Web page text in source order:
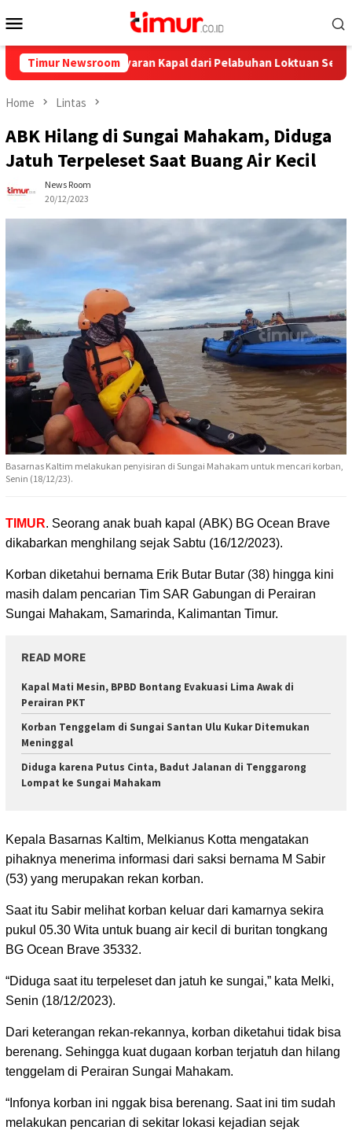
to
Menu
Timur Newsroom
Ini Pelayaran Kapal dari Pelabuhan Loktuan Selama Juli 2026
Home Lintas
ABK Hilang di Sungai Mahakam, Diduga
Jatuh Terpeleset Saat Buang Air Kecil
News Room
20/12/2023
Basarnas Kaltim melakukan penyisiran di Sungai Mahakam untuk mencari korban,
Senin (18/12/23).
TIMUR. Seorang anak buah kapal (ABK) BG Ocean Brave
dikabarkan menghilang sejak Sabtu (16/12/2023).
Korban diketahui bernama Erik Butar Butar (38) hingga kini
masih dalam pencarian Tim SAR Gabungan di Perairan
Sungai Mahakam, Samarinda, Kalimantan Timur.
READ MORE
Kapal Mati Mesin, BPBD Bontang Evakuasi Lima Awak di
Perairan PKT
Korban Tenggelam di Sungai Santan Ulu Kukar Ditemukan
Meninggal
Diduga karena Putus Cinta, Badut Jalanan di Tenggarong
Lompat ke Sungai Mahakam
Kepala Basarnas Kaltim, Melkianus Kotta mengatakan
pihaknya menerima informasi dari saksi bernama M Sabir
(53) yang merupakan rekan korban.
Saat itu Sabir melihat korban keluar dari kamarnya sekira
pukul 05.30 Wita untuk buang air kecil di buritan tongkang
BG Ocean Brave 35332.
“Diduga saat itu terpeleset dan jatuh ke sungai,” kata Melki,
Senin (18/12/2023).
Dari keterangan rekan-rekannya, korban diketahui tidak bisa
berenang. Sehingga kuat dugaan korban terjatuh dan hilang
tenggelam di Perairan Sungai Mahakam.
“Infonya korban ini nggak bisa berenang. Saat ini tim sudah
melakukan pencarian di sekitar lokasi kejadian sejak